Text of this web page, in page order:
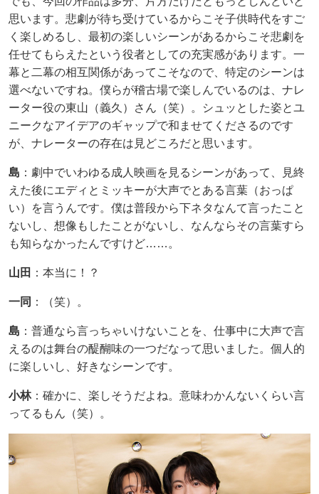
思います。悲劇が待ち受けているからこそ子供時代をすご
く楽しめるし、最初の楽しいシーンがあるからこそ悲劇を
任せてもらえたという役者としての充実感があります。一
幕と二幕の相互関係があってこそなので、特定のシーンは
選べないですね。僕らが稽古場で楽しんでいるのは、ナレ
ーター役の東山（義久）さん（笑）。シュッとした姿とユ
ニークなアイデアのギャップで和ませてくださるのです
が、ナレーターの存在は見どころだと思います。
島 ：劇中でいわゆる成人映画を見るシーンがあって、見終
えた後にエディとミッキーが大声でとある言葉（おっぱ
い）を言うんです。僕は普段から下ネタなんて言ったこと
ないし、想像もしたことがないし、なんならその言葉すら
も知らなかったんですけど……。
山田 ：本当に！？
一同 ：（笑）。
島 ：普通なら言っちゃいけないことを、仕事中に大声で言
えるのは舞台の醍醐味の一つだなって思いました。個人的
に楽しいし、好きなシーンです。
小林：確かに、楽しそうだよね。意味わかんないくらい言
ってるもん（笑）。